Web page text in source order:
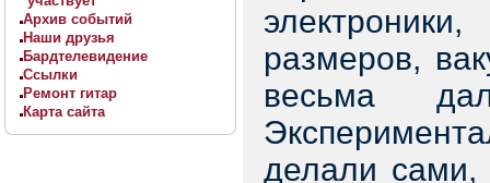
Архив событий
Наши друзья
Бардтелевидение
Ссылки
Ремонт гитар
Карта сайта
размеров,
весьма
делали сами,